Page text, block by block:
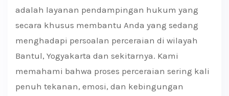
adalah layanan pendampingan hukum yang
secara khusus membantu Anda yang sedang
menghadapi persoalan perceraian di wilayah
Bantul, Yogyakarta dan sekitarnya. Kami
memahami bahwa proses perceraian sering kali
penuh tekanan, emosi, dan kebingungan